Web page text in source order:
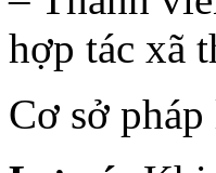
hợp tác xã
Cơ sở